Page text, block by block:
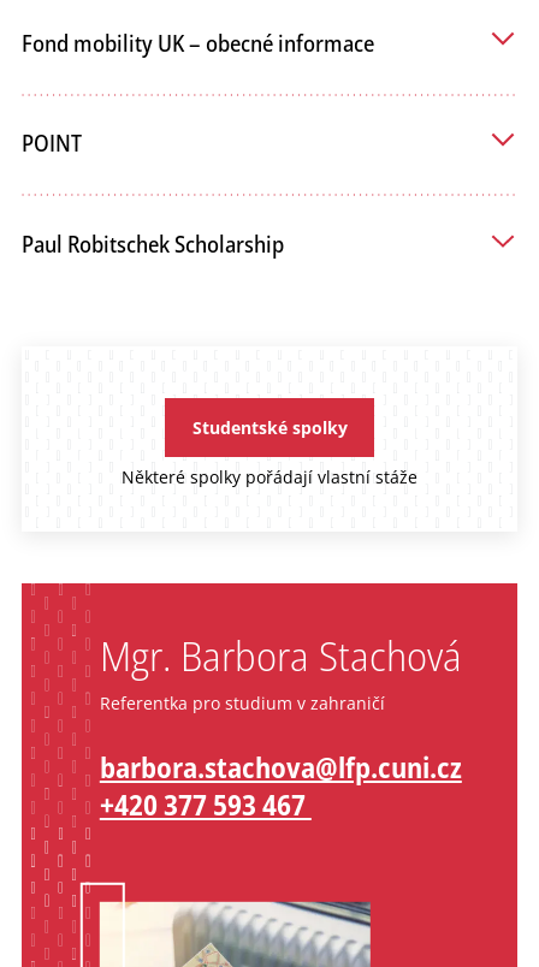
Fond mobility UK – obecné informace
POINT
Paul Robitschek Scholarship
Studentské spolky
Některé spolky pořádají vlastní stáže
Mgr. Barbora Stachová
Referentka pro studium v zahraničí
barbora.stachova@lfp.cuni.cz
+420 377 593 467